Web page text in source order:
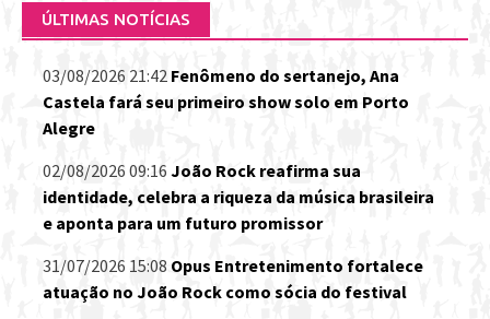
ÚLTIMAS NOTÍCIAS
03/08/2026 21:42 Fenômeno do sertanejo, Ana
Castela fará seu primeiro show solo em Porto
Alegre
02/08/2026 09:16 João Rock reafirma sua
identidade, celebra a riqueza da música brasileira
e aponta para um futuro promissor
31/07/2026 15:08 Opus Entretenimento fortalece
atuação no João Rock como sócia do festival